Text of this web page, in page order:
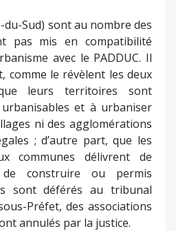
du-Sud) sont au nombre des
pas mis en compatibilité
avec le PADDUC. Il
comme le révèlent les deux
leurs territoires sont
et à urbaniser
ni des agglomérations
; d’autre part, que les
communes délivrent de
construire ou permis
sont déférés au tribunal
Préfet, des associations
annulés par la justice.